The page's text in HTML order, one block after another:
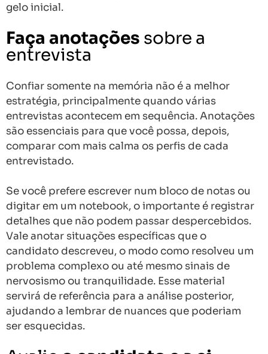
gelo inicial.
Faça anotações sobre a
entrevista
Confiar somente na memória não é a melhor
estratégia, principalmente quando várias
entrevistas acontecem em sequência. Anotações
são essenciais para que você possa, depois,
comparar com mais calma os perfis de cada
entrevistado.
Se você prefere escrever num bloco de notas ou
digitar em um notebook, o importante é registrar
detalhes que não podem passar despercebidos.
Vale anotar situações específicas que o
candidato descreveu, o modo como resolveu um
problema complexo ou até mesmo sinais de
nervosismo ou tranquilidade. Esse material
servirá de referência para a análise posterior,
ajudando a lembrar de nuances que poderiam
ser esquecidas.